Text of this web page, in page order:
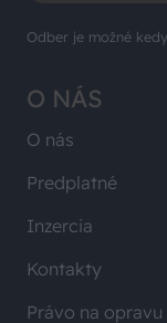
O NÁS
O nás
Predplatné
Inzercia
Kontakty
Právo na opravu
Odber je možné